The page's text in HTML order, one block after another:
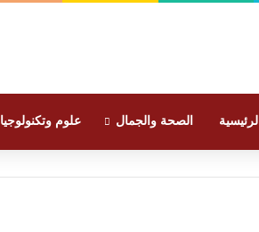
الرئيسية الصحة والجمال علوم وتكنولوجيا